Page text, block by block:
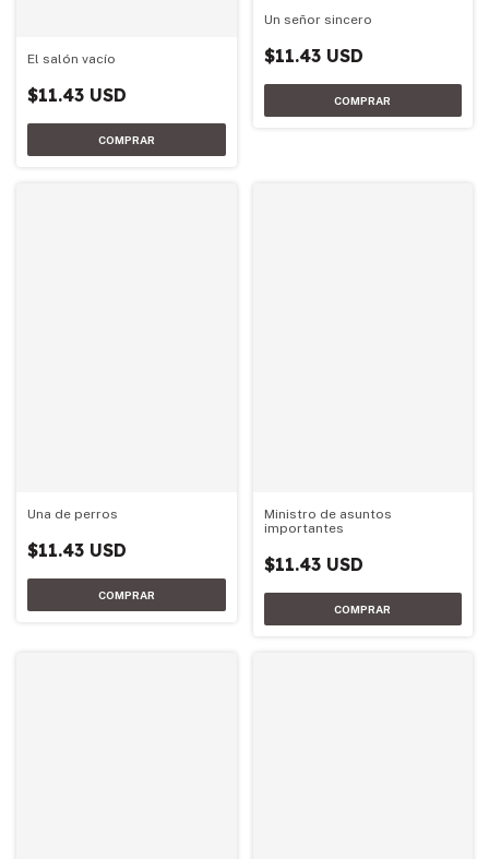
El salón vacío
$11.43 USD
Un señor sincero
$11.43 USD
Una de perros
$11.43 USD
Ministro de asuntos
importantes
$11.43 USD